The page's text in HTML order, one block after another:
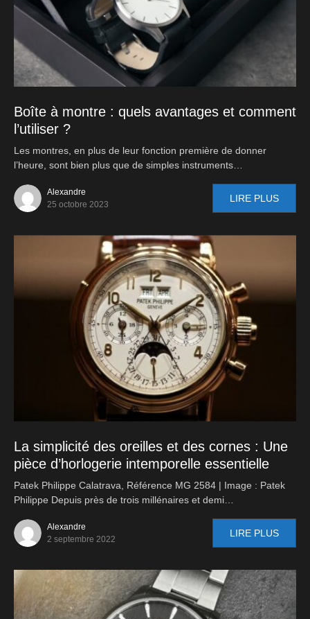
Boîte à montre : quels avantages et comment
l’utiliser ?
Les montres, en plus de leur fonction première de donner
l’heure, sont bien plus que de simples instruments…
Alexandre
25 octobre 2023
LIRE PLUS
La simplicité des oreilles et des cornes : Une
pièce d’horlogerie intemporelle essentielle
Patek Philippe Calatrava, Référence MG 2584 | Image : Patek
Philippe Depuis près de trois millénaires et demi…
Alexandre
2 septembre 2022
LIRE PLUS